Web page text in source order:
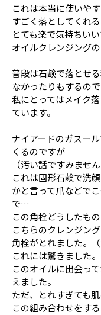
これは本当に使いや
すごく落としてくれ
とても楽で気持ちいい
オイルクレンジング
普段は石鹸で落とせ
なかったりもするので
私にとってはメイク
ています。
ナイアードのガスー
くるのですが
（汚い話ですみません
これは固形石鹸で洗
かと言って爪などで
で…
この角栓どうしたも
こちらのクレンジン
角栓がとれました。（
これには驚きました。
このオイルに出会っ
えました。
ただ、とれすぎても
この組み合わせをす